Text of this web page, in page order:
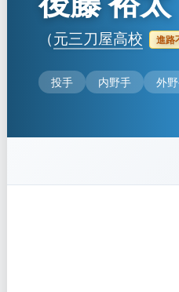
（元三刀屋高校 進路
投手 内野手 外